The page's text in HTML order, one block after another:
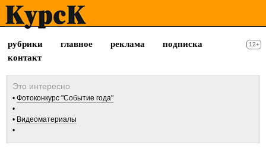
рубрики главное реклама
подписка
контакт
12+
Фотоконкурс "Событие года"
Видеоматериалы